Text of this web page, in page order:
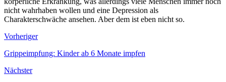
nicht wahrhaben wollen und eine Depression als
Charakterschwäche ansehen. Aber dem ist eben nicht so.
Vorheriger
Grippeimpfung: Kinder ab 6 Monate impfen
Nächster